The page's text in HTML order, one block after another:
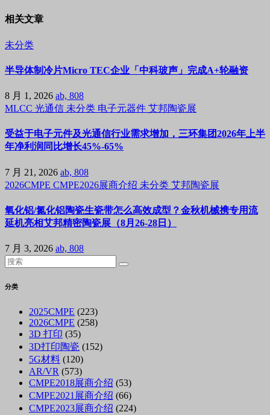
相关文章
未分类
半导体制冷片Micro TEC企业「中科玻声」完成A+轮融资
8 月 1, 2026 ab, 808
MLCC 光通信 未分类 电子元器件 艾邦陶瓷展
受益于电子元件及光通信行业需求增加，三环集团2026年上半
年净利润同比增长45%-65%
7 月 21, 2026 ab, 808
2026CMPE CMPE2026展商介绍 未分类 艾邦陶瓷展
氧化铝/氮化铝陶瓷生瓷带怎么高效成型？金秋机械携专用流
延机亮相艾邦精密陶瓷展（8月26-28日）
7 月 3, 2026 ab, 808
分类
2025CMPE (223)
2026CMPE (258)
3D 打印 (35)
3D打印陶瓷 (152)
5G材料 (120)
AR/VR (573)
CMPE2018展商介绍 (53)
CMPE2021展商介绍 (66)
CMPE2023展商介绍 (224)